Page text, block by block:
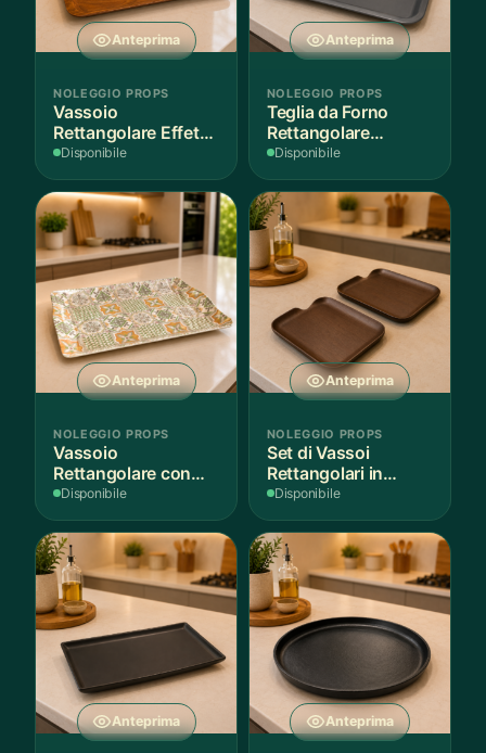
Anteprima
NOLEGGIO PROPS
Vassoio
Rettangolare Effetto
Legno
Disponibile
Anteprima
NOLEGGIO PROPS
Teglia da Forno
Rettangolare
Antiaderente
Disponibile
Anteprima
NOLEGGIO PROPS
Vassoio
Rettangolare con
Fantasia
Disponibile
Anteprima
NOLEGGIO PROPS
Set di Vassoi
Rettangolari in
Finitura Legno
Disponibile
Anteprima Anteprima